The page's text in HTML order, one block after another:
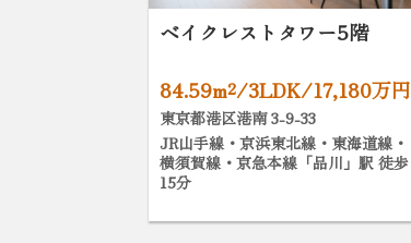
ベイクレストタワー5階
84.59m²/3LDK/17,180万円
東京都港区港南 3-9-33
JR山手線・京浜東北線・東海道線・
横須賀線・京急本線「品川」駅 徒歩
15分